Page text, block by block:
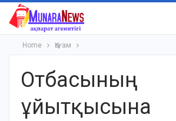
Home Қоғам
Отбасының
ұйытқысына